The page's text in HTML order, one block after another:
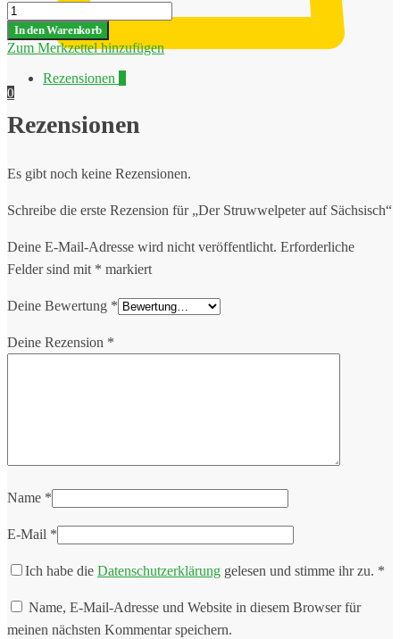
0
Der
Struwwelpeter
auf
Sächsisch
Menge
In den Warenkorb
Zum Merkzettel hinzufügen
Rezensionen
Rezensionen
Es gibt noch keine Rezensionen.
Schreibe die erste Rezension für „Der Struwwelpeter auf Sächsisch“
Deine E-Mail-Adresse wird nicht veröffentlicht. Erforderliche
Felder sind mit * markiert
Deine Bewertung *
Deine Rezension *
Name *
E-Mail *
Ich habe die Datenschutzerklärung gelesen und stimme ihr zu. *
Name, E-Mail-Adresse und Website in diesem Browser für
meinen nächsten Kommentar speichern.